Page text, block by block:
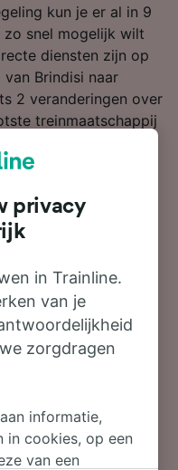
kun je er al in 9
zo snel mogelijk wilt
diensten zijn op
Brindisi naar
2 veranderingen over
treinmaatschappij
reis je met hen
je reis naar Matera.
de pagina om
en wij laten je zien
van Brindisi
boeken? Wacht niet
ons! Als je eerst
je hieronder onze
van goedkope
zoals de eerste
privacy
in Trainline.
van je
zorgdragen
informatie,
in cookies, op een
van een